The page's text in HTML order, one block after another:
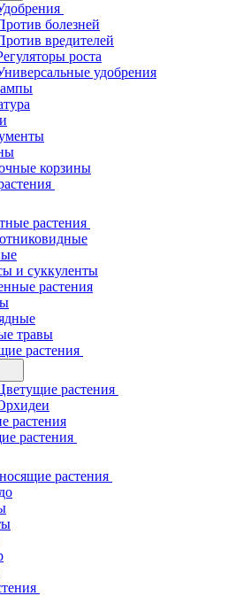
болезней
вредителей
роста
удобрения
корзины
растения
и суккуленты
растения
травы
растения
растения
растения
растения
растения